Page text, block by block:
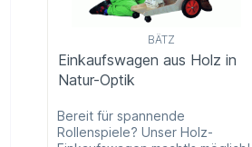
BÄTZ
Einkaufswagen aus Holz in
Natur-Optik
Bereit für spannende
Rollenspiele? Unser Holz-